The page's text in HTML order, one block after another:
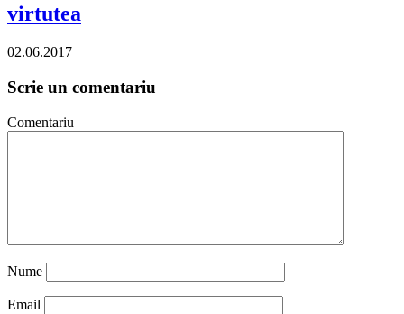
virtutea
02.06.2017
Scrie un comentariu
Comentariu
Nume
Email